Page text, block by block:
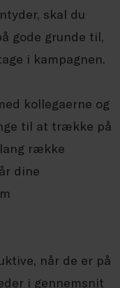
skal du
gode grunde til,
i kampagnen.
kollegaerne og
til at trække på
række
dine
når de er på
i gennemsnit